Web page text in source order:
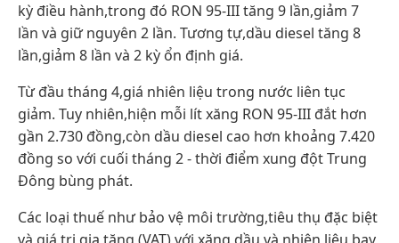
kỳ điều hành,trong đó RON 95-III tăng 9 lần,giảm 7
lần và giữ nguyên 2 lần. Tương tự,dầu diesel tăng 8
lần,giảm 8 lần và 2 kỳ ổn định giá.
Từ đầu tháng 4,giá nhiên liệu trong nước liên tục
giảm. Tuy nhiên,hiện mỗi lít xăng RON 95-III đắt hơn
gần 2.730 đồng,còn dầu diesel cao hơn khoảng 7.420
đồng so với cuối tháng 2 - thời điểm xung đột Trung
Đông bùng phát.
Các loại thuế như bảo vệ môi trường,tiêu thụ đặc biệt